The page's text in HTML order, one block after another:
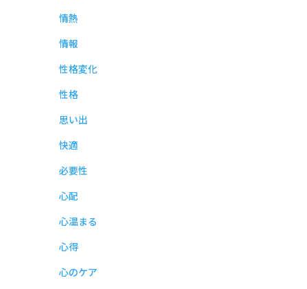
情熱
情報
性格変化
性格
思い出
快適
必要性
心配
心温まる
心得
心のケア